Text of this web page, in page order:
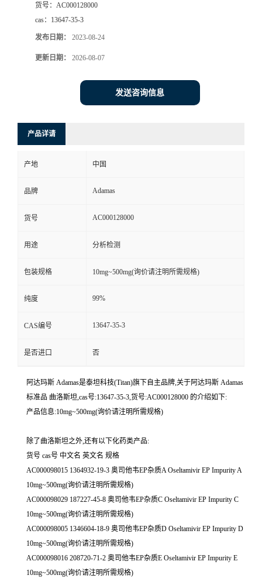
货号： AC000128000
cas： 13647-35-3
发布日期： 2023-08-24
更新日期： 2026-08-07
发送咨询信息
产品详请
产地 中国
品牌 Adamas
货号 AC000128000
用途 分析检测
包装规格 10mg~500mg(询价请注明所需规格)
纯度 99%
CAS编号 13647-35-3
是否进口 否
阿达玛斯 Adamas是泰坦科技(Titan)旗下自主品牌,关于阿达玛斯 Adamas
标准品 曲洛斯坦,cas号:13647-35-3,货号:AC000128000 的介绍如下:
产品信息:10mg~500mg(询价请注明所需规格)
除了曲洛斯坦之外,还有以下化药类产品:
货号 cas号 中文名 英文名 规格
AC000098015 1364932-19-3 奥司他韦EP杂质A Oseltamivir EP Impurity A
10mg~500mg(询价请注明所需规格)
AC000098029 187227-45-8 奥司他韦EP杂质C Oseltamivir EP Impurity C
10mg~500mg(询价请注明所需规格)
AC000098005 1346604-18-9 奥司他韦EP杂质D Oseltamivir EP Impurity D
10mg~500mg(询价请注明所需规格)
AC000098016 208720-71-2 奥司他韦EP杂质E Oseltamivir EP Impurity E
10mg~500mg(询价请注明所需规格)